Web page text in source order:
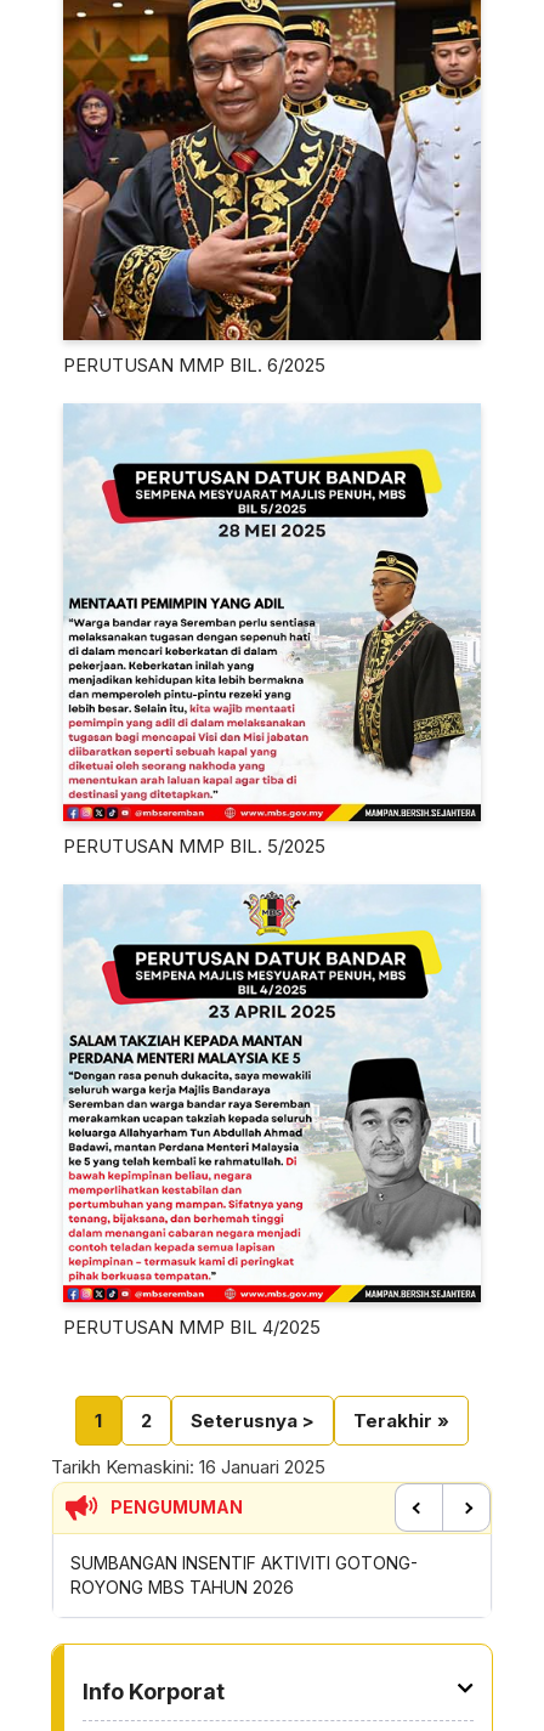
PERUTUSAN MMP BIL. 6/2025
PERUTUSAN MMP BIL. 5/2025
PERUTUSAN MMP BIL 4/2025
Pagination
Current page
1 Page
2 Next page
Seterusnya > Last page
Terakhir »
Tarikh Kemaskini: 16 Januari 2025
PENGUMUMAN
SUMBANGAN INSENTIF AKTIVITI GOTONG-
ROYONG MBS TAHUN 2026
Info Korporat